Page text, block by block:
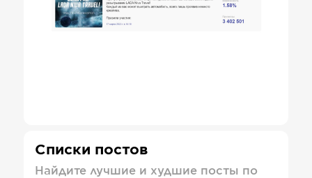
Списки постов
Найдите лучшие и худшие посты по